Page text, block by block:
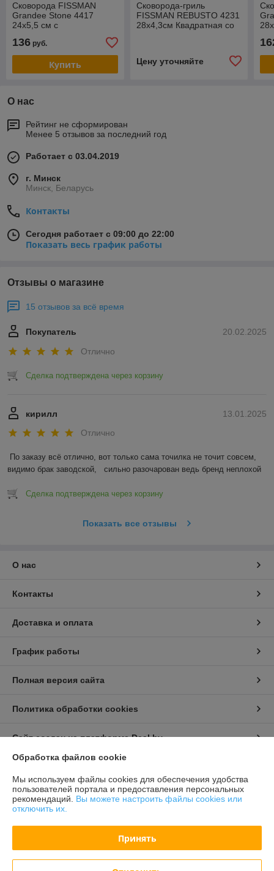
Cковорода FISSMAN
Grandee Stone 4417
24x5,5 см с
(алюминий с
антипригарным
покрытием)
136 руб.
Купить
Сковорода-гриль
FISSMAN REBUSTO 4231
28x4,3см Квадратная со
Цену уточняйте
О нас
Рейтинг не сформирован
Менее 5 отзывов за последний год
Работает с 03.04.2019
г. Минск
Минск, Беларусь
Контакты
Сегодня работает с 09:00 до 22:00
Показать весь график работы
Отзывы о магазине
15 отзывов за всё время
20.02.2025
Покупатель
Отлично
Сделка подтверждена через корзину
13.01.2025
кирилл
Отлично
По заказу всё отлично, вот только сама точилка не точит совсем,
видимо брак заводской,   сильно разочарован ведь бренд неплохой
Сделка подтверждена через корзину
Показать все отзывы
О нас
Контакты
Доставка и оплата
График работы
Полная версия сайта
Политика обработки cookies
Сайт создан на платформе Deal.by
Информация для покупателя
Индивидуальный предприниматель:Бондарович Андрей Иванович
г. Минск, ул. Первомайская, д. 24 к.3, кв. 15
Регистрационный номер ЕГР: 191658429
Регистрационный орган: Партизанский РИК г. Минска
Обработка файлов cookie
Мы используем файлы cookies для обеспечения удобства
пользователей портала и предоставления персональных
рекомендаций. Вы можете настроить файлы cookies или
отключить их.
Принять